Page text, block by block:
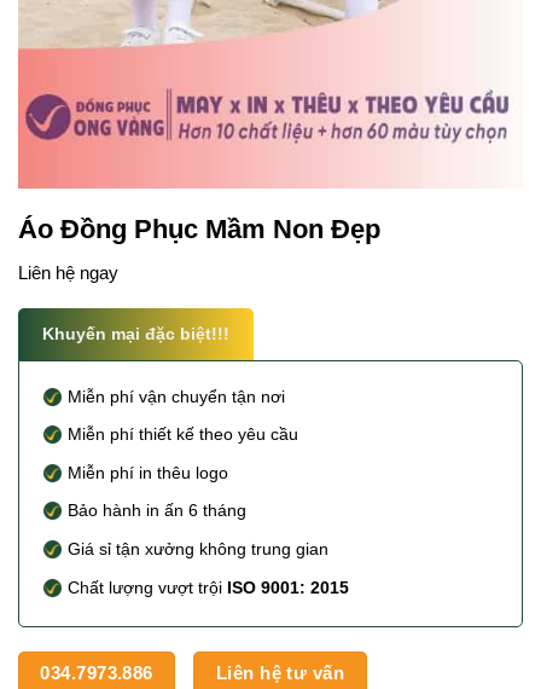
Áo Đồng Phục Mầm Non Đẹp
Liên hệ ngay
Khuyến mại đặc biệt!!!
Miễn phí vận chuyển tận nơi
Miễn phí thiết kế theo yêu cầu
Miễn phí in thêu logo
Bảo hành in ấn 6 tháng
Giá sỉ tận xưởng không trung gian
Chất lượng vượt trội ISO 9001: 2015
034.7973.886 Liên hệ tư vấn